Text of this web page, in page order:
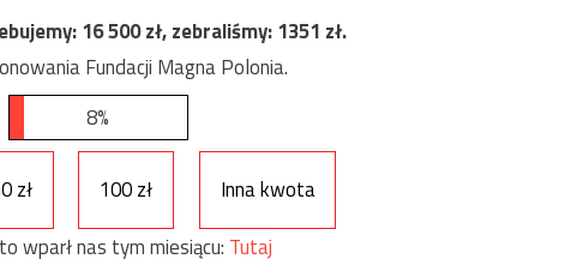
16 500zł, zebraliśmy:1351 zł.
Fundacji Magna Polonia.
8%
zł 100 zł
Inna kwota
wparł nas tym miesiącu: Tutaj